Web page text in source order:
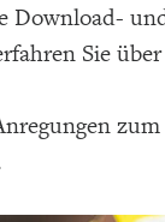
Download-
Sie